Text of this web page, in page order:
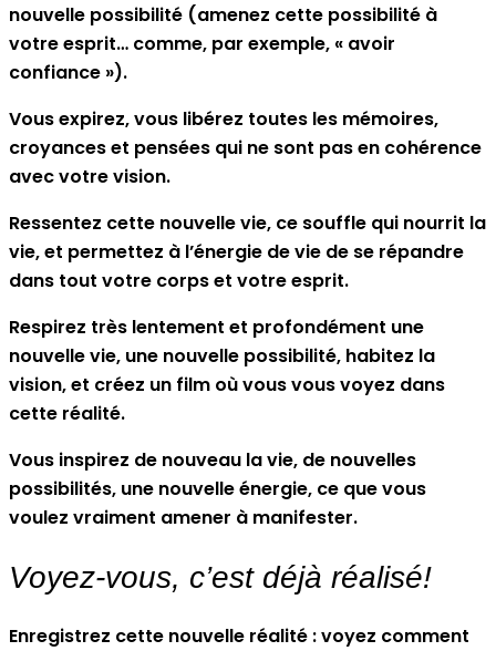
nouvelle possibilité (amenez cette possibilité à
votre esprit… comme, par exemple, « avoir
confiance »).
Vous expirez, vous libérez toutes les mémoires,
croyances et pensées qui ne sont pas en cohérence
avec votre vision.
Ressentez cette nouvelle vie, ce souffle qui nourrit la
vie, et permettez à l’énergie de vie de se répandre
dans tout votre corps et votre esprit.
Respirez très lentement et profondément une
nouvelle vie, une nouvelle possibilité, habitez la
vision, et créez un film où vous vous voyez dans
cette réalité.
Vous inspirez de nouveau la vie, de nouvelles
possibilités, une nouvelle énergie, ce que vous
voulez vraiment amener à manifester.
Voyez-vous, c’est déjà réalisé!
Enregistrez cette nouvelle réalité : voyez comment